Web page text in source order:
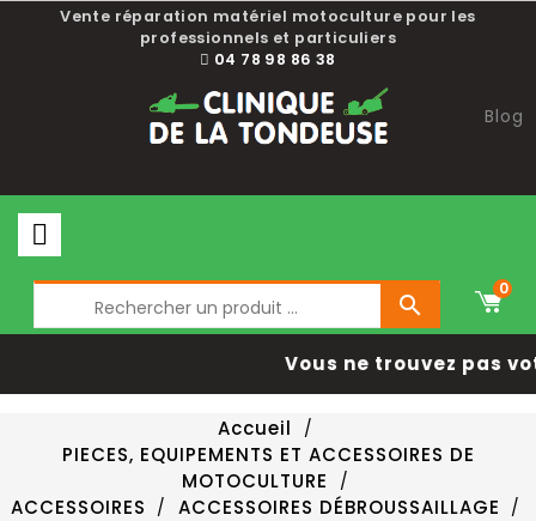
Vente réparation matériel motoculture pour les
professionnels et particuliers
04 78 98 86 38
Blog

0
Vous ne trouvez pas
Accueil
PIECES, EQUIPEMENTS ET ACCESSOIRES DE
MOTOCULTURE
ACCESSOIRES
ACCESSOIRES DÉBROUSSAILLAGE